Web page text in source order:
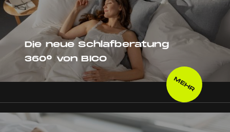
Die neue Schlafberatung
360° von BICO
MEHR